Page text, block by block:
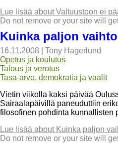
Lue lisää about Valtuustoon ei
Do not remove or your site will
Kuinka paljon
16.11.2008
Tony Hagerlund
Opetus ja koulutus
Talous ja verotus
Tasa-arvo, demokratia ja vaalit
Vietin viikolla kaksi päivää
Sairaalapäivillä paneuduttiin
filosofinen pohdinta kunnallisten
Lue lisää about Kuinka paljon
Do not remove or your site will